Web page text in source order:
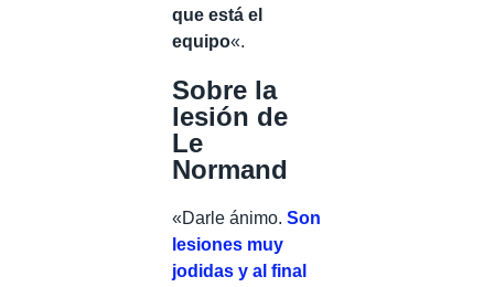
que está el
equipo«.
Sobre la
lesión de
Le
Normand
«Darle ánimo. Son
lesiones muy
jodidas y al final